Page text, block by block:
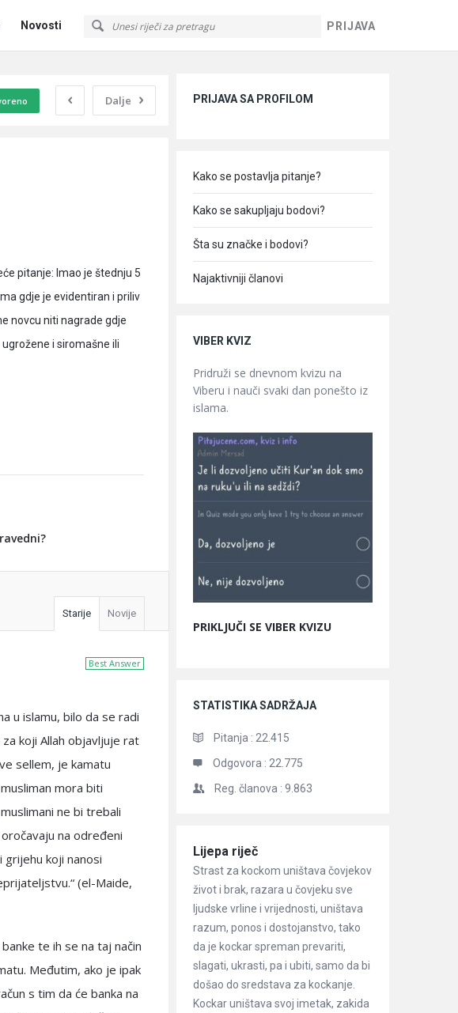
PRIJAVA
Novosti
Dalje
pitanje: Imao je štednju 5
gdje je evidentiran i priliv
novcu niti nagrade gdje
i siromašne ili
Starije Novije
Best Answer
u islamu, bilo da se radi
koji Allah objavljuje rat
sellem, je kamatu
mora biti
ne bi trebali
na određeni
koji nanosi
(el-Maide,
te ih se na taj način
Međutim, ako je ipak
s tim da će banka na
PRIJAVA SA PROFILOM
Kako se postavlja pitanje?
Kako se sakupljaju bodovi?
Šta su značke i bodovi?
Najaktivniji članovi
VIBER KVIZ
Pridruži se dnevnom kvizu na
Viberu i nauči svaki dan ponešto iz
islama.
PRIKLJUČI SE VIBER KVIZU
STATISTIKA SADRŽAJA
Pitanja : 22.415
Odgovora : 22.775
Reg. članova : 9.863
Članci
Lijepa riječ
Strast za kockom uništava čovjekov
život i brak, razara u čovjeku sve
ljudske vrline i vrijednosti, uništava
razum, ponos i dostojanstvo, tako
da je kockar spreman prevariti,
slagati, ukrasti, pa i ubiti, samo da bi
došao do sredstava za kockanje.
Kockar uništava svoj imetak, zakida